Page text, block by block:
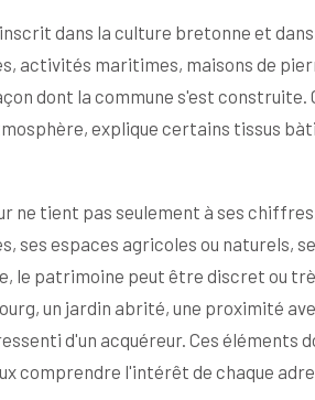
dans la culture bretonne et
activités maritimes, maisons de
dont la commune s'est
explique certains tissus
tient pas seulement à ses
ses espaces agricoles ou naturels,
le patrimoine peut être discret ou
un jardin abrité, une proximité
d'un acquéreur. Ces éléments
comprendre l'intérêt de chaque